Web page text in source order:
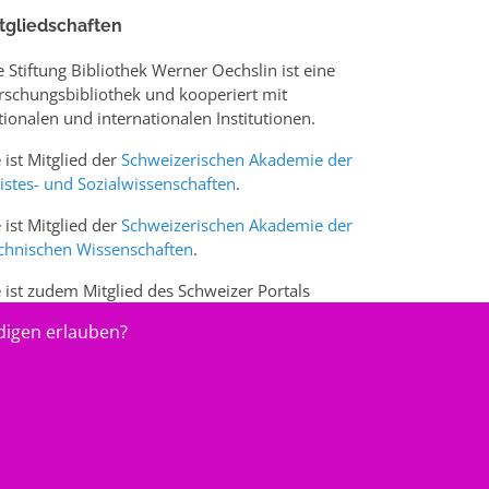
Stiftung Bibliothek Werner Oechslin ist eine
und kooperiert mit
und internationalen Institutionen.
ist Mitglied der Schweizerischen Akademie der
und Sozialwissenschaften.
ist Mitglied der Schweizerischen Akademie der
Wissenschaften.
ist zudem Mitglied des Schweizer Portals
erlauben?